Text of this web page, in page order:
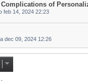
Complications of
feb 14, 2024 22:23
dec 09, 2024 12:26